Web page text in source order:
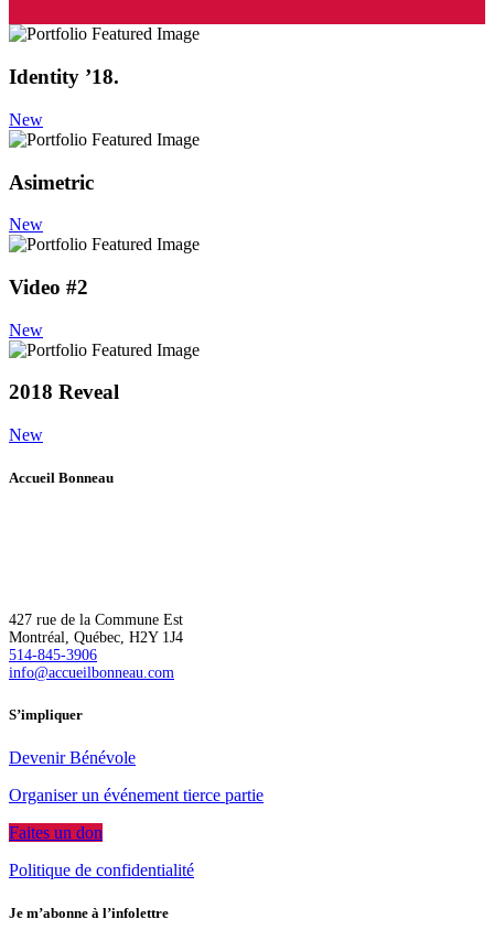
Identity ’18.
New
Asimetric
New
Video #2
New
2018 Reveal
New
Accueil Bonneau
427 rue de la Commune Est
Montréal, Québec, H2Y 1J4
514-845-3906
info@accueilbonneau.com
S’impliquer
Devenir Bénévole
Organiser un événement tierce partie
Faites un don
Politique de confidentialité
Je m’abonne à l’infolettre